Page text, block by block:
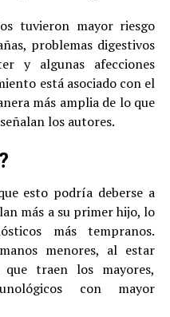
tuvieron mayor riesgo
problemas digestivos
y algunas afecciones
está asociado con el
más amplia de lo que
los autores.
esto podría deberse a
más a su primer hijo, lo
más tempranos.
menores, al estar
que traen los mayores,
con mayor